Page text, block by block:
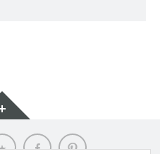
Widget
ArchiloversFacebookPinterest